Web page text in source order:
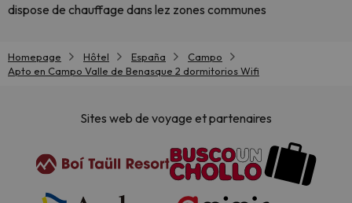
dispose de chauffage dans lez zones communes
Homepage Hôtel España
Campo
Apto en Campo Valle de Benasque 2 dormitorios Wifi
Sites web de voyage et partenaires